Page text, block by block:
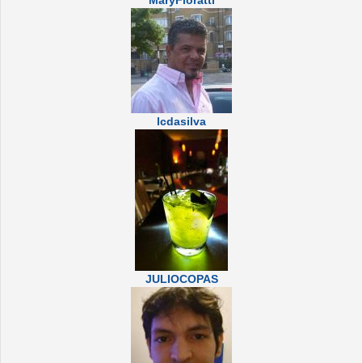
lcdasilva
JULIOCOPAS